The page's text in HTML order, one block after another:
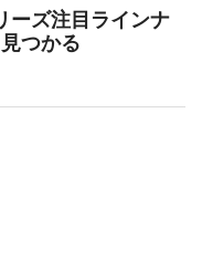
ーズ注目ラインナ
つかる